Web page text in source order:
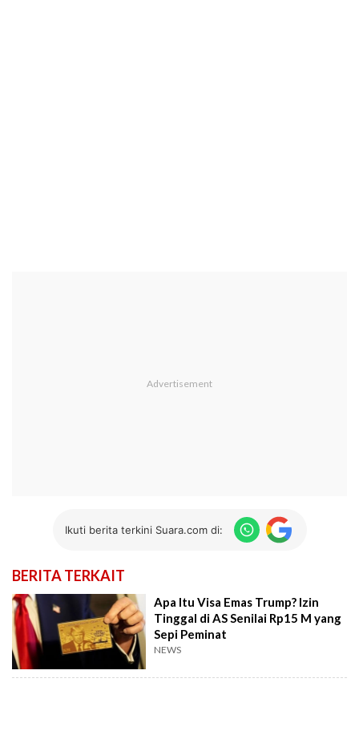
Ikuti berita terkini Suara.com di:
BERITA TERKAIT
Apa Itu Visa Emas Trump? Izin
Tinggal di AS Senilai Rp15 M yang
Sepi Peminat
NEWS